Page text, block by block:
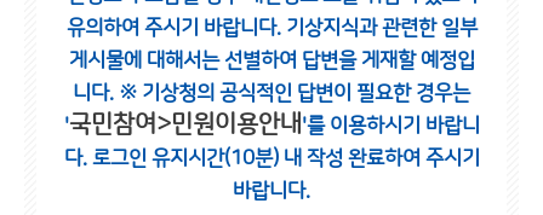
유의하여 주시기 바랍니다. 기상지식과 관련한 일부
게시물에 대해서는 선별하여 답변을 게재할 예정입
니다. ※ 기상청의 공식적인 답변이 필요한 경우는
'국민참여>민원이용안내 '를 이용하시기 바랍니
다. 로그인 유지시간(10분) 내 작성 완료하여 주시기
바랍니다.